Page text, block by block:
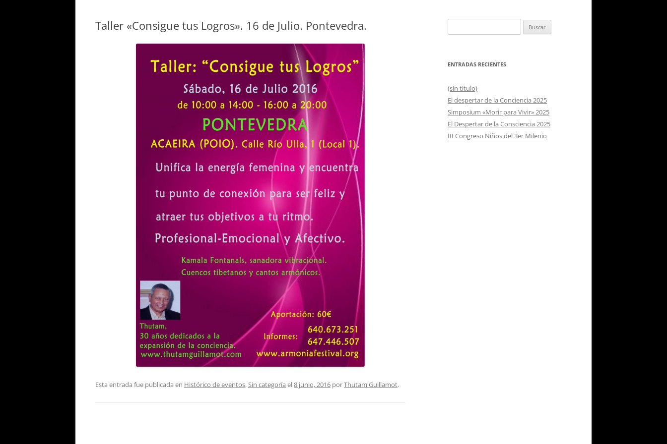
Taller «Consigue tus Logros». 16 de Julio. Pontevedra.
Esta entrada fue publicada en Histórico de eventos, Sin categoría el8 junio, 2016 porThutam Guillamot.
ENTRADAS RECIENTES
(sin título)
El despertar de la Conciencia 2025
Simposium «Morir para Vivir» 2025
El Despertar de la Consciencia 2025
III Congreso Niños del 3er Milenio